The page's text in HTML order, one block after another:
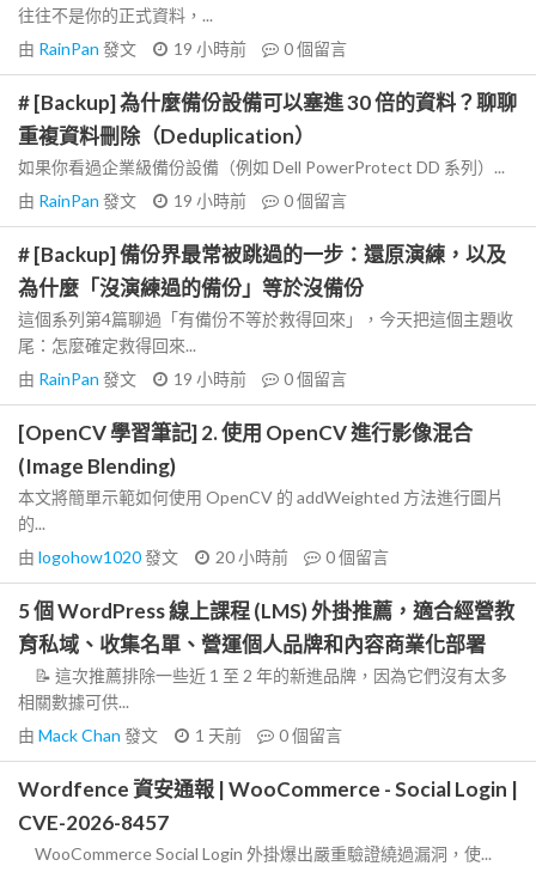
往往不是你的正式資料，...
由 RainPan 發文 19 小時前 0個留言
# [Backup] 為什麼備份設備可以塞進 30 倍的資料？聊聊
重複資料刪除（Deduplication）
如果你看過企業級備份設備（例如 Dell PowerProtect DD 系列）...
由 RainPan 發文 19 小時前 0個留言
# [Backup] 備份界最常被跳過的一步：還原演練，以及
為什麼「沒演練過的備份」等於沒備份
這個系列第4篇聊過「有備份不等於救得回來」，今天把這個主題收
尾：怎麼確定救得回來...
由 RainPan 發文 19 小時前 0個留言
[OpenCV 學習筆記] 2. 使用 OpenCV 進行影像混合
(Image Blending)
本文將簡單示範如何使用 OpenCV 的 addWeighted 方法進行圖片
的...
由 logohow1020發文 20 小時前 0個留言
5 個 WordPress 線上課程 (LMS) 外掛推薦，適合經營教
育私域、收集名單、營運個人品牌和內容商業化部署
📝 這次推薦排除一些近 1 至 2 年的新進品牌，因為它們沒有太多
相關數據可供...
由 Mack Chan 發文 1 天前 0個留言
Wordfence 資安通報 | WooCommerce - Social Login |
CVE-2026-8457
WooCommerce Social Login 外掛爆出嚴重驗證繞過漏洞，使...